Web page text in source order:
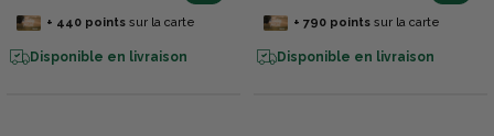
+ 440pointssur la carte
Disponible en livraison
+ 790pointssur la carte
Disponible en livraison